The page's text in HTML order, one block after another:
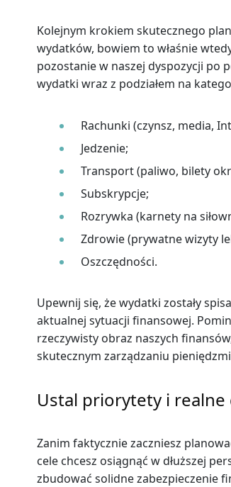
Kolejnym krokiem skutecznego
wydatków, bowiem to właśnie
pozostanie w naszej dyspozycji po
wydatki wraz z podziałem na
Rachunki (czynsz, media,
Jedzenie;
Transport (paliwo, bilety
Subskrypcje;
Rozrywka (karnety na
Zdrowie (prywatne wizyty
Oszczędności.
Upewnij się, że wydatki zostały
aktualnej sytuacji finansowej.
rzeczywisty obraz naszych
skutecznym zarządzaniu
Ustal priorytety i realne
Zanim faktycznie zaczniesz
cele chcesz osiągnąć w dłuższej
zbudować solidne zabezpieczenie